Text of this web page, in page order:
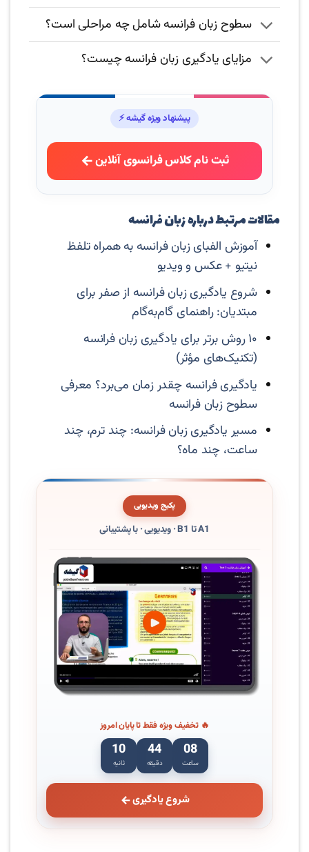
سطوح زبان فرانسه شامل چه مراحلی است؟
مزایای یادگیری زبان فرانسه چیست؟
پیشنهاد ویژه گیشه ⚡
ثبت نام کلاس فرانسوی آنلاین
مقالات مرتبط درباره زبان فرانسه
آموزش الفبای زبان فرانسه به همراه تلفظ
نیتیو + عکس و ویدیو
شروع یادگیری زبان فرانسه از صفر برای
مبتدیان: راهنمای گام‌به‌گام
۱۰ روش برتر برای یادگیری زبان فرانسه
(تکنیک‌های مؤثر)
یادگیری فرانسه چقدر زمان می‌برد؟ معرفی
سطوح زبان فرانسه
مسیر یادگیری زبان فرانسه: چند ترم، چند
ساعت، چند ماه؟
پکیج ویدیویی
A1 تا B1 · ویدیویی · با پشتیبانی
🔥 تخفیف ویژه فقط تا پایان امروز
08
ساعت
44
دقیقه
09
ثانیه
شروع یادگیری